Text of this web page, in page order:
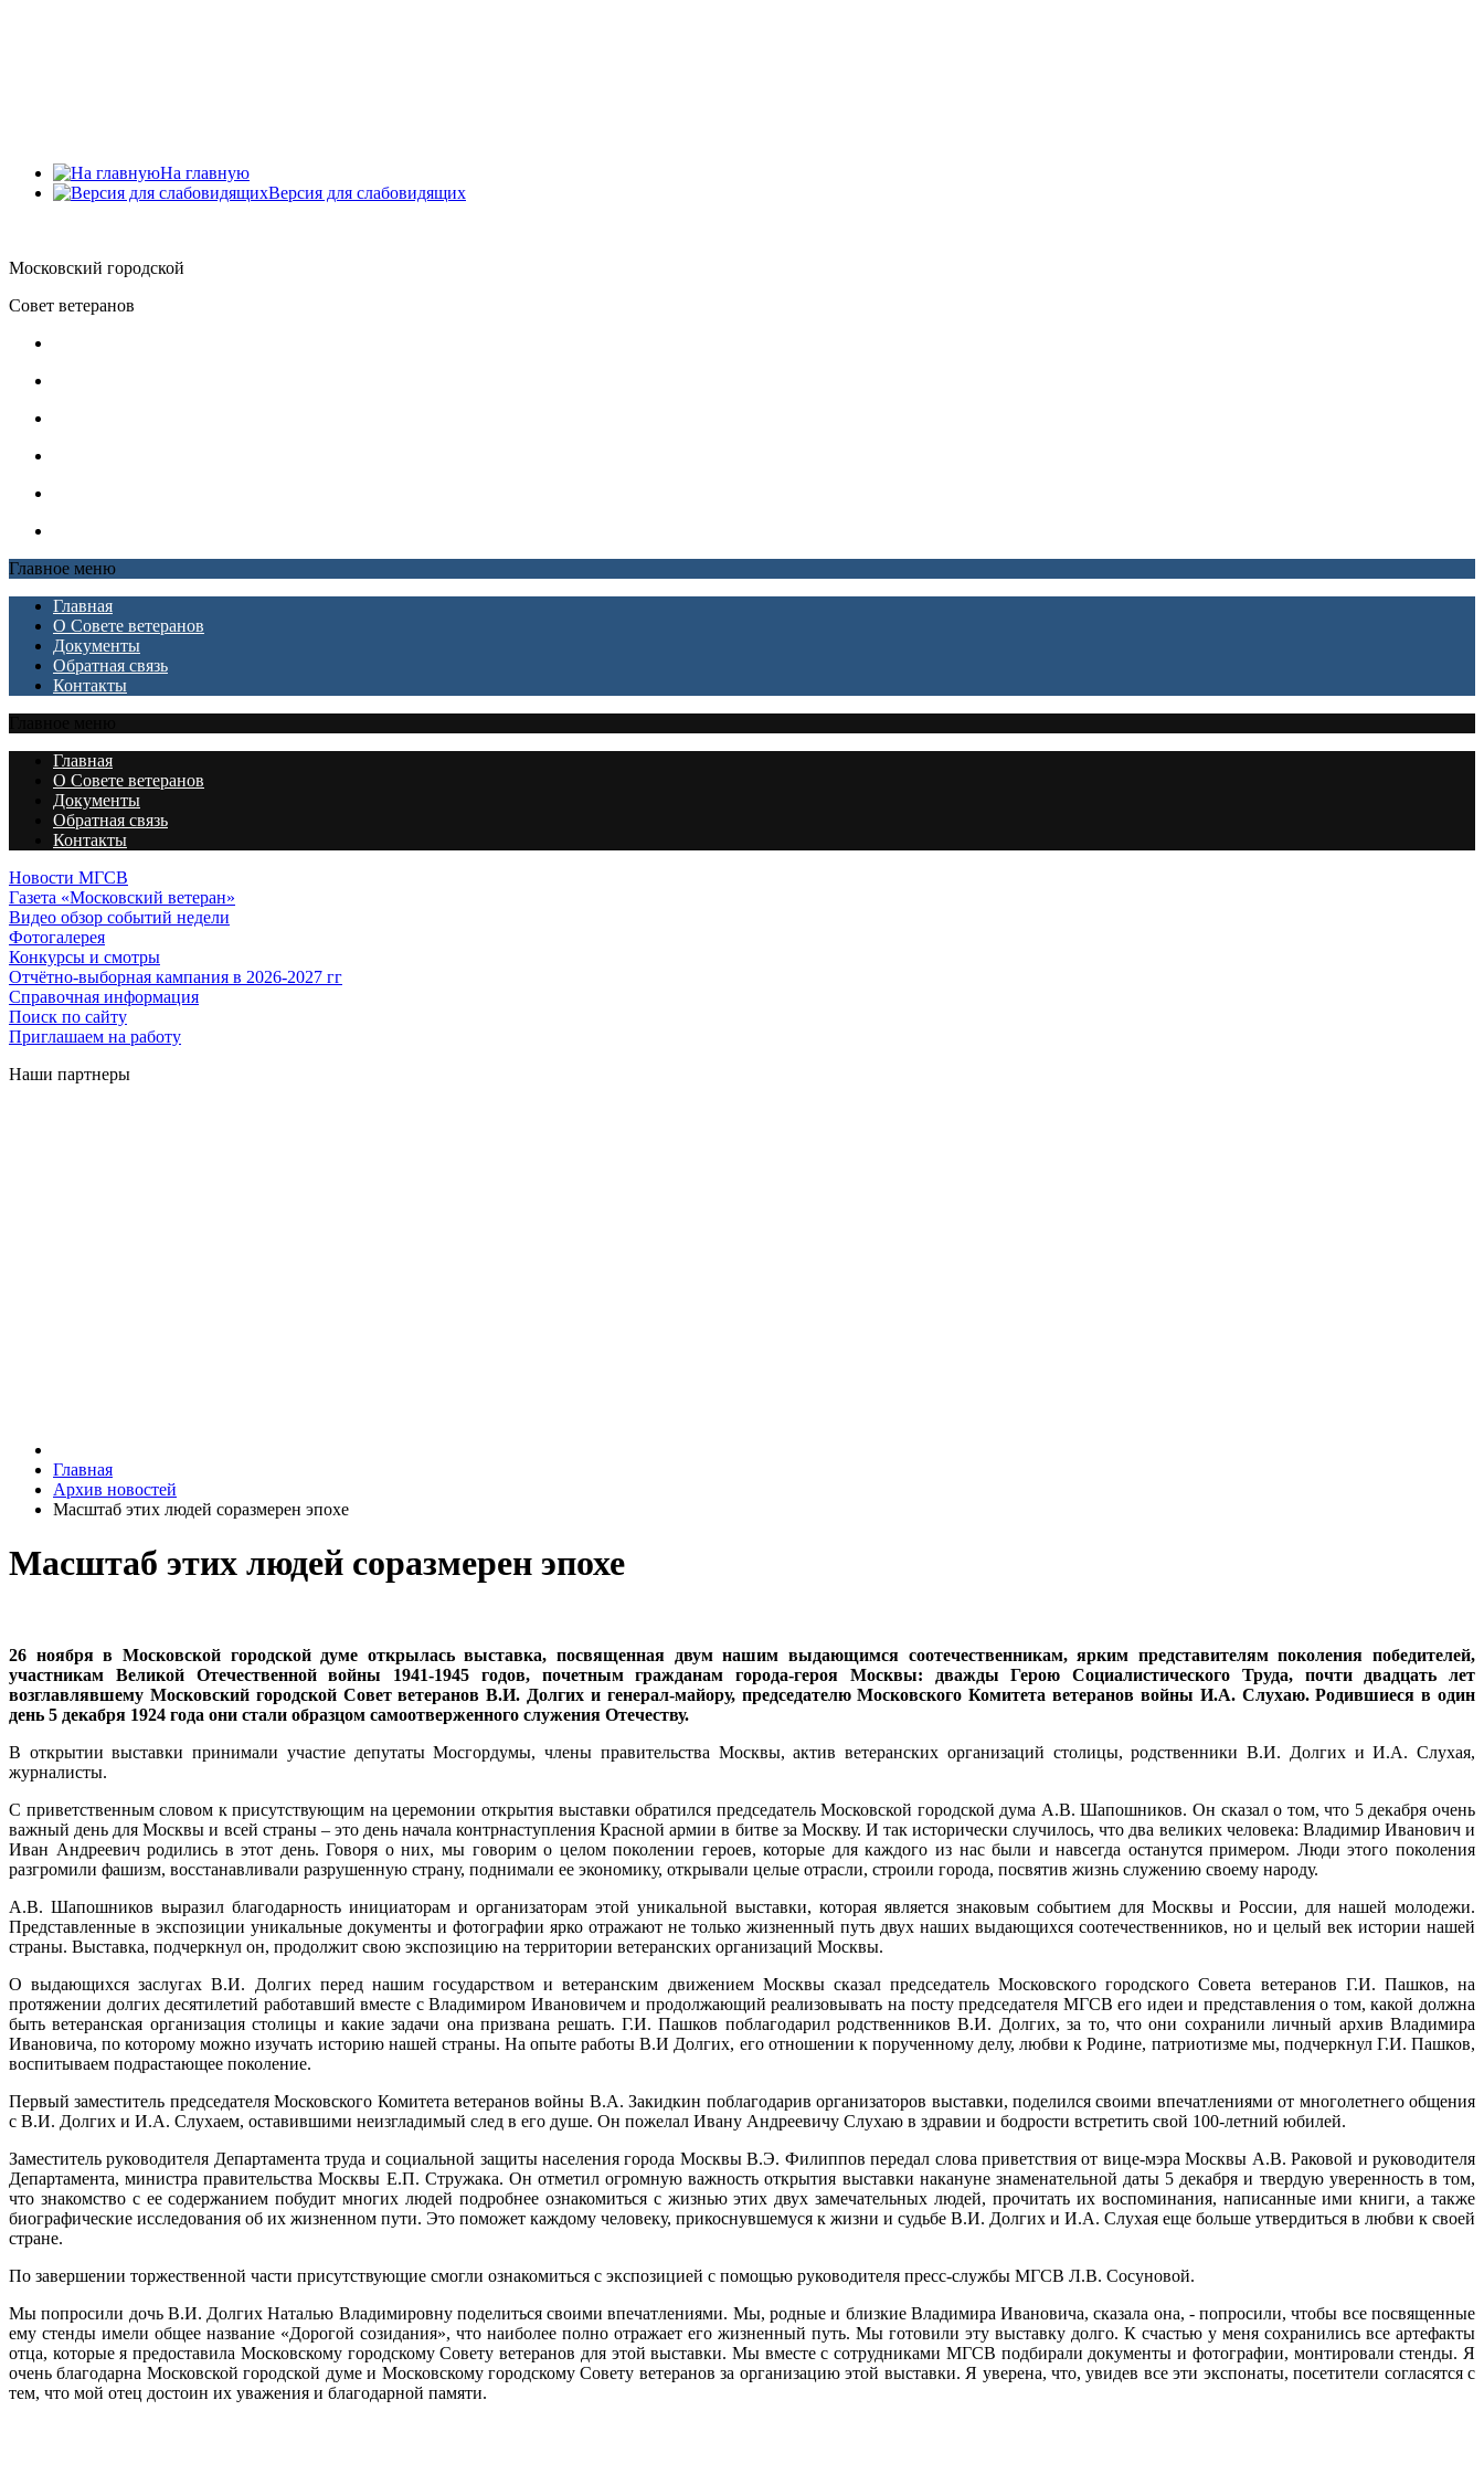
На главную
Версия для слабовидящих
Московский городской
Совет ветеранов
Главное меню
Главная
О Совете ветеранов
Документы
Обратная связь
Контакты
Главная
О Совете ветеранов
Документы
Обратная связь
Контакты
Новости МГСВ
Газета «Московский ветеран»
Видео обзор событий недели
Фотогалерея
Конкурсы и смотры
Отчётно-выборная кампания в 2026-2027 гг
Справочная информация
Поиск по сайту
Приглашаем на работу
Наши партнеры
Главная
Архив новостей
Масштаб этих людей соразмерен эпохе
Масштаб этих людей соразмерен эпохе
26 ноября в Московской городской думе открылась выставка, посвященная двум нашим выдающимся соотечественникам, ярким представителям поколения победителей,
участникам Великой Отечественной войны 1941-1945 годов, почетным гражданам города-героя Москвы: дважды Герою Социалистического Труда, почти двадцать лет
возглавлявшему Московский городской Совет ветеранов В.И. Долгих и генерал-майору, председателю Московского Комитета ветеранов войны И.А. Слухаю. Родившиеся в один
день 5 декабря 1924 года они стали образцом самоотверженного служения Отечеству.
В открытии выставки принимали участие депутаты Мосгордумы, члены правительства Москвы, актив ветеранских организаций столицы, родственники В.И. Долгих и И.А. Слухая,
журналисты.
С приветственным словом к присутствующим на церемонии открытия выставки обратился председатель Московской городской дума А.В. Шапошников. Он сказал о том, что 5 декабря очень
важный день для Москвы и всей страны – это день начала контрнаступления Красной армии в битве за Москву. И так исторически случилось, что два великих человека: Владимир Иванович и
Иван Андреевич родились в этот день. Говоря о них, мы говорим о целом поколении героев, которые для каждого из нас были и навсегда останутся примером. Люди этого поколения
разгромили фашизм, восстанавливали разрушенную страну, поднимали ее экономику, открывали целые отрасли, строили города, посвятив жизнь служению своему народу.
А.В. Шапошников выразил благодарность инициаторам и организаторам этой уникальной выставки, которая является знаковым событием для Москвы и России, для нашей молодежи.
Представленные в экспозиции уникальные документы и фотографии ярко отражают не только жизненный путь двух наших выдающихся соотечественников, но и целый век истории нашей
страны. Выставка, подчеркнул он, продолжит свою экспозицию на территории ветеранских организаций Москвы.
О выдающихся заслугах В.И. Долгих перед нашим государством и ветеранским движением Москвы сказал председатель Московского городского Совета ветеранов Г.И. Пашков, на
протяжении долгих десятилетий работавший вместе с Владимиром Ивановичем и продолжающий реализовывать на посту председателя МГСВ его идеи и представления о том, какой должна
быть ветеранская организация столицы и какие задачи она призвана решать. Г.И. Пашков поблагодарил родственников В.И. Долгих, за то, что они сохранили личный архив Владимира
Ивановича, по которому можно изучать историю нашей страны. На опыте работы В.И Долгих, его отношении к порученному делу, любви к Родине, патриотизме мы, подчеркнул Г.И. Пашков,
воспитываем подрастающее поколение.
Первый заместитель председателя Московского Комитета ветеранов войны В.А. Закидкин поблагодарив организаторов выставки, поделился своими впечатлениями от многолетнего общения
с В.И. Долгих и И.А. Слухаем, оставившими неизгладимый след в его душе. Он пожелал Ивану Андреевичу Слухаю в здравии и бодрости встретить свой 100-летний юбилей.
Заместитель руководителя Департамента труда и социальной защиты населения города Москвы В.Э. Филиппов передал слова приветствия от вице-мэра Москвы А.В. Раковой и руководителя
Департамента, министра правительства Москвы Е.П. Стружака. Он отметил огромную важность открытия выставки накануне знаменательной даты 5 декабря и твердую уверенность в том,
что знакомство с ее содержанием побудит многих людей подробнее ознакомиться с жизнью этих двух замечательных людей, прочитать их воспоминания, написанные ими книги, а также
биографические исследования об их жизненном пути. Это поможет каждому человеку, прикоснувшемуся к жизни и судьбе В.И. Долгих и И.А. Слухая еще больше утвердиться в любви к своей
стране.
По завершении торжественной части присутствующие смогли ознакомиться с экспозицией с помощью руководителя пресс-службы МГСВ Л.В. Сосуновой.
Мы попросили дочь В.И. Долгих Наталью Владимировну поделиться своими впечатлениями. Мы, родные и близкие Владимира Ивановича, сказала она, - попросили, чтобы все посвященные
ему стенды имели общее название «Дорогой созидания», что наиболее полно отражает его жизненный путь. Мы готовили эту выставку долго. К счастью у меня сохранились все артефакты
отца, которые я предоставила Московскому городскому Совету ветеранов для этой выставки. Мы вместе с сотрудниками МГСВ подбирали документы и фотографии, монтировали стенды. Я
очень благодарна Московской городской думе и Московскому городскому Совету ветеранов за организацию этой выставки. Я уверена, что, увидев все эти экспонаты, посетители согласятся с
тем, что мой отец достоин их уважения и благодарной памяти.